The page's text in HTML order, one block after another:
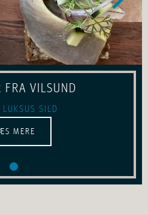
FRA VILSUND
LUKSUS SILD
MERE